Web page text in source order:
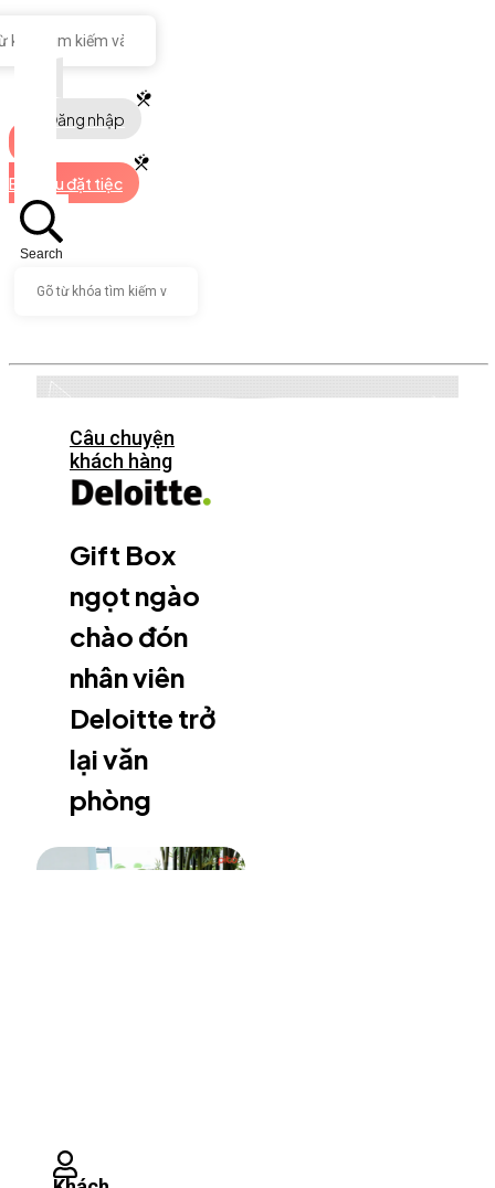
Đăng nhập
Bắt đầu đặt tiệc
Search
Câu chuyện
khách hàng
Gift Box
ngọt ngào
chào đón
nhân viên
Deloitte trở
lại văn
phòng